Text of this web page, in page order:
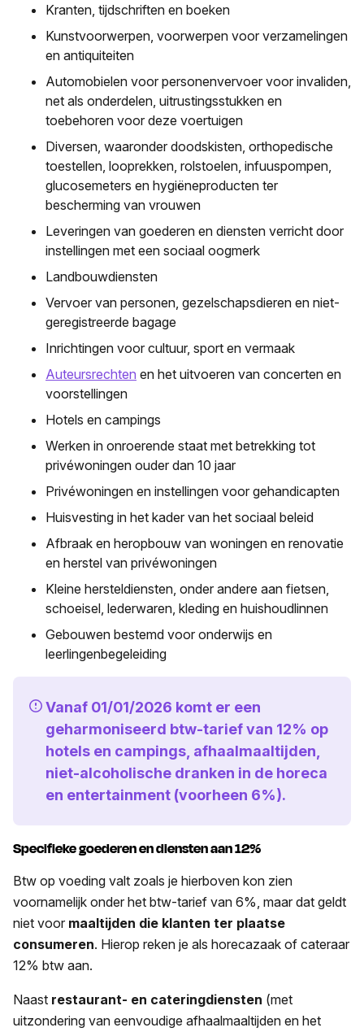
Kranten, tijdschriften en boeken
Kunstvoorwerpen, voorwerpen voor verzamelingen
en antiquiteiten
Automobielen voor personenvervoer voor invaliden,
net als onderdelen, uitrustingsstukken en
toebehoren voor deze voertuigen
Diversen, waaronder doodskisten, orthopedische
toestellen, looprekken, rolstoelen, infuuspompen,
glucosemeters en hygiëneproducten ter
bescherming van vrouwen
Leveringen van goederen en diensten verricht door
instellingen met een sociaal oogmerk
Landbouwdiensten
Vervoer van personen, gezelschapsdieren en niet-
geregistreerde bagage
Inrichtingen voor cultuur, sport en vermaak
Auteursrechten en het uitvoeren van concerten en
voorstellingen
Hotels en campings
Werken in onroerende staat met betrekking tot
privéwoningen ouder dan 10 jaar
Privéwoningen en instellingen voor gehandicapten
Huisvesting in het kader van het sociaal beleid
Afbraak en heropbouw van woningen en renovatie
en herstel van privéwoningen
Kleine hersteldiensten, onder andere aan fietsen,
schoeisel, lederwaren, kleding en huishoudlinnen
Gebouwen bestemd voor onderwijs en
leerlingenbegeleiding
Vanaf 01/01/2026 komt er een
geharmoniseerd btw-tarief van 12% op
hotels en campings, afhaalmaaltijden,
niet-alcoholische dranken in de horeca
en entertainment (voorheen 6%).
Specifieke goederen en diensten aan 12%
Btw op voeding valt zoals je hierboven kon zien
voornamelijk onder het btw-tarief van 6%, maar dat geldt
niet voor maaltijden die klanten ter plaatse
consumeren. Hierop reken je als horecazaak of cateraar
12% btw aan.
Naast restaurant- en cateringdiensten (met
uitzondering van eenvoudige afhaalmaaltijden en het